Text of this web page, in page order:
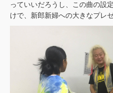
っていいだろうし、この曲の設
けで、新郎新婦への大きなプレ